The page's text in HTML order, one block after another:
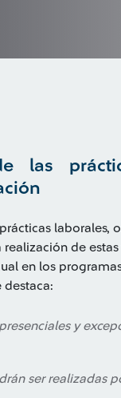
las
laborales,
de
en los
destaca:
y
ser realizadas